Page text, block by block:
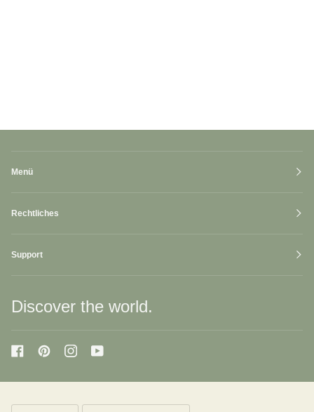
Menü
Rechtliches
Support
Discover the world.
SpracheWährung